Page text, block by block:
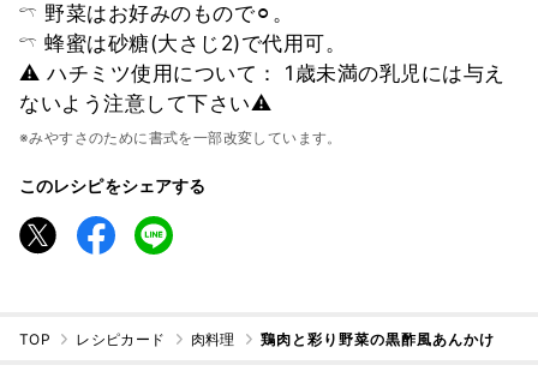
𓍼 野菜はお好みのもので⚪︎。
𓍼 蜂蜜は砂糖(大さじ2)で代用可。
⚠︎ ハチミツ使用について： 1歳未満の乳児には与え
ないよう注意して下さい⚠︎
※みやすさのために書式を一部改変しています。
このレシピをシェアする
TOP レシピカード 肉料理 鶏肉と彩り野菜の黒酢風あんかけ